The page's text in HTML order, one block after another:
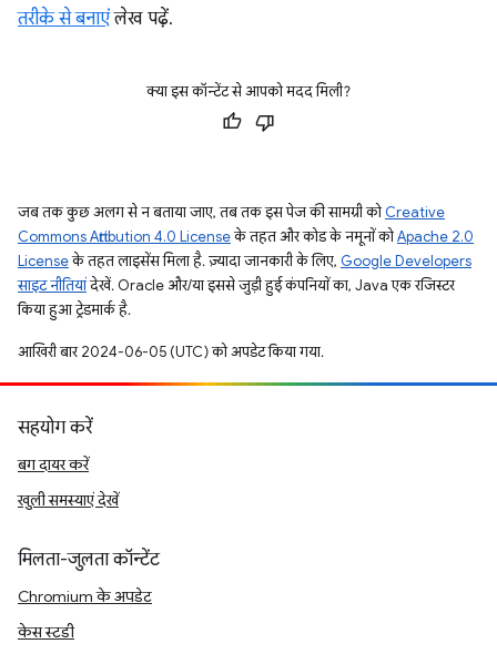
तरीके से बनाएंलेख पढ़ें.
क्या इस कॉन्टेंट से आपको मदद मिली?
जब तक कुछ अलग से न बताया जाए, तब तक इस पेज की सामग्री कोCreative
Commons Attribution 4.0 Licenseके तहत और कोड के नमूनों कोApache 2.0
Licenseके तहत लाइसेंस मिला है. ज़्यादा जानकारी के लिए, Google Developers
साइट नीतियांदेखें. Oracle और/या इससे जुड़ी हुई कंपनियों का, Java एक रजिस्टर
किया हुआ ट्रेडमार्क है.
आखिरी बार 2024-06-05 (UTC) को अपडेट किया गया.
सहयोग करें
बग दायर करें
खुली समस्याएं देखें
मिलता-जुलता कॉन्टेंट
Chromium के अपडेट
केस स्टडी